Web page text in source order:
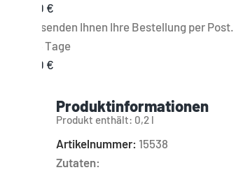
0,00 €
Wir senden Ihnen Ihre Bestellung per Post.
3 - 5 Tage
0,00 €
Produktinformationen
Produkt enthält: 0,2 l
Artikelnummer: 15538
Zutaten: